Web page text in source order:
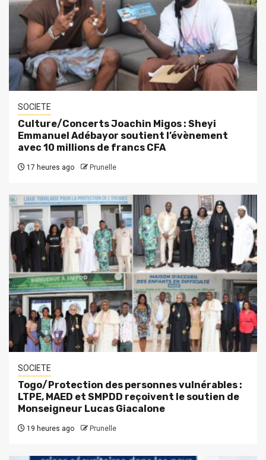
SOCIETE
Culture/Concerts Joachin Migos : Sheyi
Emmanuel Adébayor soutient l’évènement
avec 10 millions de francs CFA
17 heures ago Prunelle
SOCIETE
Togo/Protection des personnes vulnérables :
LTPE, MAED et SMPDD reçoivent le soutien de
Monseigneur Lucas Giacalone
19 heures ago Prunelle